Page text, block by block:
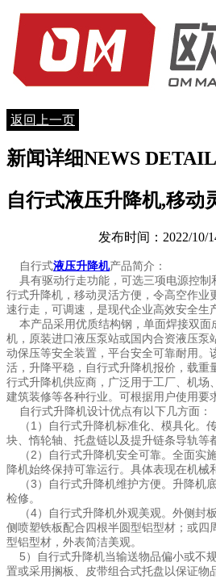
返回上一页
新闻详细NEWS
自行式液压升降机,移动
发布时间：2022/10/
自行式液压升降机产品简介：
具有驱动行走功能，可选三项电源控制
行式升降机，移动灵活方便，令高空作业
速行走，可调速，是现代企业高效安全生
本产品采用优质结构钢，单面焊接双面
机，原装进口液压泵站或国内合资液压泵
动保压等安全装置，平台安全可靠耐用。
活，升降平稳，自行式升降机报价，载重
行式升降机供应商，广泛用于工厂、机场
建筑装修等各种行业。可根据用户使用要
自行式升降机设计优点有以下几方面：
（1）自行式升降机标准化、模具化。传
块、惰轮轴、托盘链以及提升链条导轨等
（2）自行式升降机安全可靠。全面实
降机始终保持可靠运行。具体表现在机械
（3）自行式升降机维护方便。升降机
检修。
（4）自行式升降机外观美观。外侧封
侧喷塑铁板配合四根半圆型铝型材；或四
型铝型材，外表简洁美观。
5）自行式升降机当输送物品偏小或不
置或采用搁板、皮带组合式托盘以保证物